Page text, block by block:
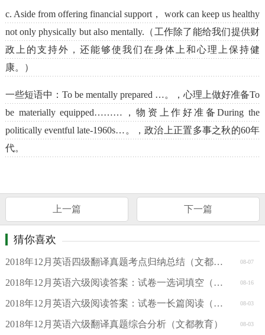
c. Aside from offering financial support， work can keep us healthy
not only physically but also mentally.（工作除了能给我们提供财
政上的支持外，还能够使我们在身体上和心理上保持健
康。）
一些短语中：To be mentally prepared …。，心理上做好准备To
be materially equipped………，物资上作好准备During the
politically eventful late-1960s…。，政治上正置多事之秋的60年
代。
上一篇 下一篇
猜你喜欢
08-07
2018年12月英语四级翻译真题考点归纳总结（文都教育）
08-16
2018年12月英语六级阅读答案：试卷一选词填空（文都教育版）
08-03
2018年12月英语六级阅读答案：试卷一长篇阅读（文都教育版）
08-03
2018年12月英语六级翻译真题综合分析（文都教育）